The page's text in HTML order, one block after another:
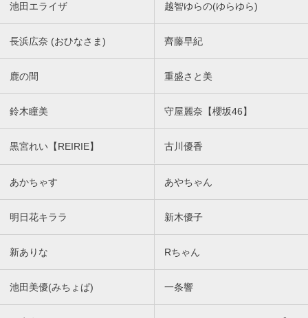
池田エライザ 越智ゆらの(ゆらゆら)
長浜広奈 (おひなさま) 齊藤早紀
鹿の間 重盛さと美
鈴木瞳美 守屋麗奈【櫻坂46】
黒宮れい【REIRIE】 古川優香
あかちゃす あやちゃん
明日花キララ 新木優子
新ありな Rちゃん
池田美優(みちょぱ) 一条響